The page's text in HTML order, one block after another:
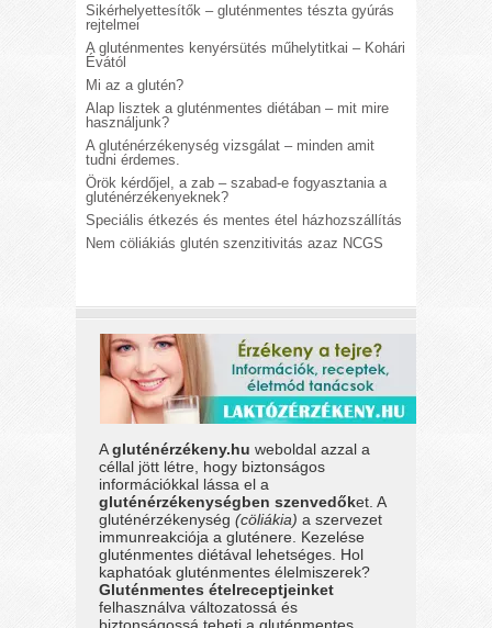
Sikérhelyettesítők – gluténmentes tészta gyúrás
rejtelmei
A gluténmentes kenyérsütés műhelytitkai – Kohári
Évától
Mi az a glutén?
Alap lisztek a gluténmentes diétában – mit mire
használjunk?
A gluténérzékenység vizsgálat – minden amit
tudni érdemes.
Örök kérdőjel, a zab – szabad-e fogyasztania a
gluténérzékenyeknek?
Speciális étkezés és mentes étel házhozszállítás
Nem cöliákiás glutén szenzitivitás azaz NCGS
Agluténérzékeny.hu weboldal azzal a
céllal jött létre, hogy biztonságos
információkkal lássa el a
gluténérzékenységben szenvedőket. A
gluténérzékenység(cöliákia) a szervezet
immunreakciója a gluténere. Kezelése
gluténmentes diétával lehetséges. Hol
kaphatóak gluténmentes élelmiszerek?
Gluténmentes ételreceptjeinket
felhasználva változatossá és
biztonságossá teheti a gluténmentes